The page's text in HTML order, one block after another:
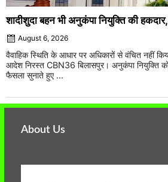
शादीशुदा बहन भी अनुकंपा नियुक्ति की
August 6, 2026
वैवाहिक स्थिति के आधार पर अधिकारों से वंचित नहीं
आदेश निरस्त CBN36 बिलासपुर। अनुकंपा नियुक्ति को
फैसला सुनाते हुए ...
About Us